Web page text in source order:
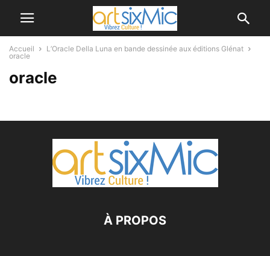
Accueil
L’Oracle Della Luna en bande dessinée aux éditions Glénat
oracle
oracle
À PROPOS